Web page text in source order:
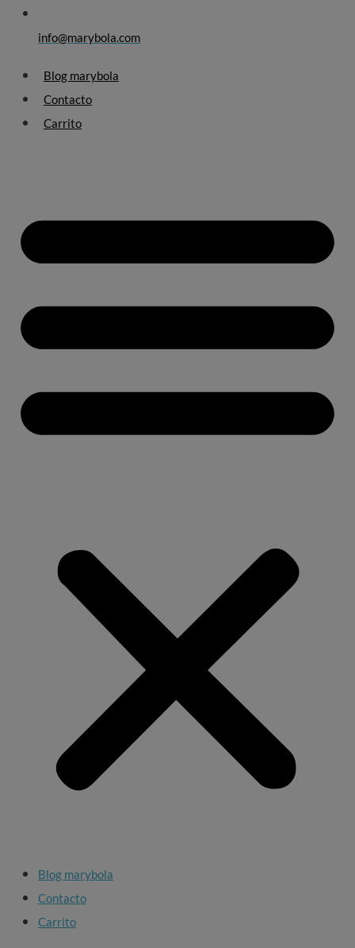
info@marybola.com
Blog marybola
Contacto
Carrito
Blog marybola
Contacto
Carrito